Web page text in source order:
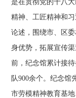
是在贯彻党的十八
精神、工匠精神和
论述，围绕市、区
身优势，拓展宣传
前，纪念馆累计接
队900余个。纪念馆
市劳模精神教育基